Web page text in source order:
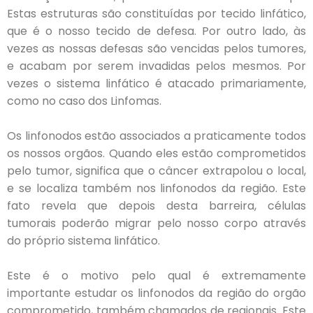
Estas estruturas são constituídas por tecido linfático,
que é o nosso tecido de defesa. Por outro lado, às
vezes as nossas defesas são vencidas pelos tumores,
e acabam por serem invadidas pelos mesmos. Por
vezes o sistema linfático é atacado primariamente,
como no caso dos Linfomas.
Os linfonodos estão associados a praticamente todos
os nossos orgãos. Quando eles estão comprometidos
pelo tumor, significa que o câncer extrapolou o local,
e se localiza também nos linfonodos da região. Este
fato revela que depois desta barreira, células
tumorais poderão migrar pelo nosso corpo através
do próprio sistema linfático.
Este é o motivo pelo qual é extremamente
importante estudar os linfonodos da região do orgão